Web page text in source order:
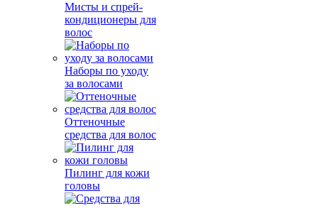
Мисты и спрей-
кондиционеры для
волос
Наборы по уходу
за волосами
Оттеночные
средства для волос
Пилинг для кожи
головы